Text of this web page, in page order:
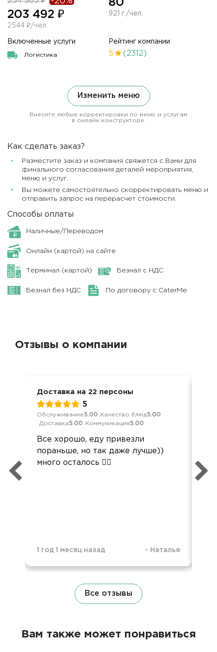
203 492 ₽
2544 ₽/чел
80
921 г./чел.
Включенные услуги
Логистика
Рейтинг компании
5 (2312)
Изменить меню
Внесите любые корректировки по меню и услугам
в онлайн конструкторе.
Как сделать заказ?
Разместите заказ и компания свяжется с Вами для
финального согласования деталей мероприятия,
меню и услуг.
Вы можете самостоятельно скорректировать меню и
отправить запрос на перерасчет стоимости.
Способы оплаты
Наличные/Переводом
Онлайн (картой) на сайте
Терминал (картой) Безнал с НДС
Безнал без НДС По договору с CaterMe
Отзывы о компании
Доставка на 22 персоны
5
Обслуживание5.00 Качество блюд5.00
Доставка5.00 Коммуникация5.00
Все хорошо, еду привезли
пораньше, но так даже лучше))
много осталось 🤷‍♀️
1 год 1 месяц назад - Наталья
Все отзывы
Вам также может понравиться